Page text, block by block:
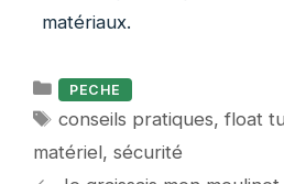
matériaux.
Catégories
PECHE
Étiquettes
conseils pratiques,float
matériel, sécurité